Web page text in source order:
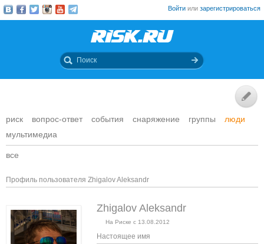
Войти или зарегистрироваться
риск вопрос-ответ события снаряжение группы
люди
мультимедиа
все
Профиль пользователя Zhigalov Aleksandr
Zhigalov Aleksandr
На Риске с 13.08.2012
Настоящее имя